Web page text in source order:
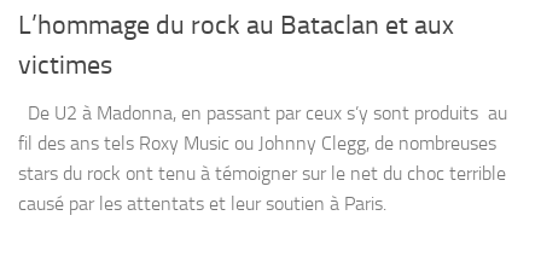
L’hommage du rock au Bataclan et aux
victimes
De U2 à Madonna, en passant par ceux s’y sont produits au
fil des ans tels Roxy Music ou Johnny Clegg, de nombreuses
stars du rock ont tenu à témoigner sur le net du choc terrible
causé par les attentats et leur soutien à Paris.